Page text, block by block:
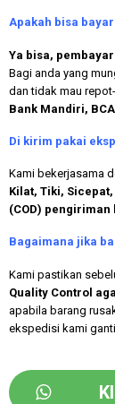
Apakah bisa bayar
Ya bisa,
Bagi anda yang
dan tidak mau
Bank Mandiri,
Di kirim pakai
Kami bekerjasama
Kilat, Tiki,
(COD)
Bagaimana jika
Kami pastikan
Quality Control
apabila barang
ekspedisi kami